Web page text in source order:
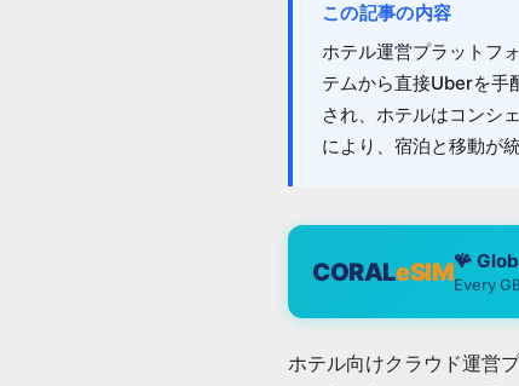
この記事の内容
ホテル運営プラットフ
テムから直接Uberを手
され、ホテルはコンシ
により、宿泊と移動が
CORALeSIM🪸
Every
ホテル向けクラウド運営